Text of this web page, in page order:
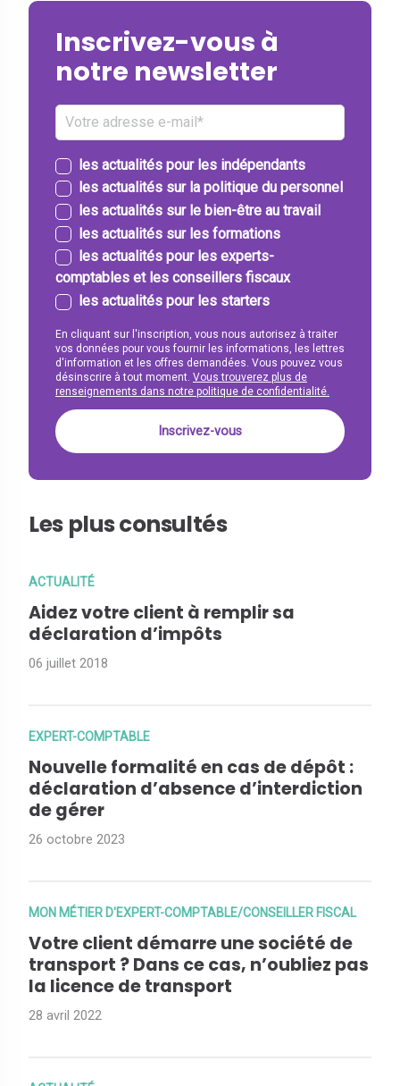
Inscrivez-vous à
notre newsletter
les actualités pour les indépendants
les actualités sur la politique du personnel
les actualités sur le bien-être au travail
les actualités sur les formations
les actualités pour les experts-
comptables et les conseillers fiscaux
les actualités pour les starters
En cliquant sur l'inscription, vous nous autorisez à traiter
vos données pour vous fournir les informations, les lettres
d'information et les offres demandées. Vous pouvez vous
désinscrire à tout moment. Vous trouverez plus de
renseignements dans notre politique de confidentialité.
Les plus consultés
ACTUALITÉ
Aidez votre client à remplir sa
déclaration d’impôts
06 juillet 2018
EXPERT-COMPTABLE
Nouvelle formalité en cas de dépôt :
déclaration d’absence d’interdiction
de gérer
26 octobre 2023
MON MÉTIER D'EXPERT-COMPTABLE/CONSEILLER FISCAL
Votre client démarre une société de
transport ? Dans ce cas, n’oubliez pas
la licence de transport
28 avril 2022